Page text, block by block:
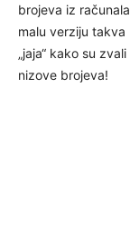
brojeva iz
malu verziju takva
„jaja“ kako su
nizove brojeva!